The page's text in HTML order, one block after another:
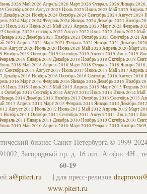
2026 Май 2026 Апрель 2026 Март 2026 Февраль 2026 Январь 2026
Сентябрь 2025 Август 2025 Июль 2025 Июнь 2025 Май 2025 Апрель
Декабрь 2024Ноябрь 2024Октябрь 2024Сентябрь 2024Август 2024
2024Март 2024Февраль 2024Январь 2024Декабрь 2023 Ноябрь
Июль 2023 Июнь 2023 Май 2023 Апрель 2023 Март 2023 Февраль
Октябрь 2022 Сентябрь 2022 Август 2022 Июль 2022 Июнь 2022 Май
Январь 2022 Декабрь 2021 Ноябрь 2021 Октябрь 2021 Сентябрь 2021
2021 Апрель 2021 Март 2021 Февраль 2021 Январь 2021 Декабрь 2020
Август 2020Июль 2020Июнь 2020Май 2020Апрель 2020Март
Ноябрь 2019 Октябрь 2019 Сентябрь 2019 Август 2019 Июль 2019
2019 Январь 2019 Декабрь 2018 Ноябрь 2018 Октябрь 2018
2018 Май 2018 Апрель 2018 Март 2018 Февраль 2018 Январь 2018
Сентябрь 2017 Август 2017 Июль 2017 Июнь 2017 Май 2017 Апрель
Декабрь 2016 Ноябрь 2016 Октябрь 2016 Сентябрь 2016 Август 2016
2016 Март 2016 Февраль 2016 Январь 2016 Декабрь 2015 Ноябрь
Июль 2015 Июнь 2015 Май 2015 Апрель 2015 Март 2015 Февраль
Октябрь 2014Сентябрь 2014Август 2014Июль 2014Июнь 2014Май
Январь 2014Декабрь 2013 Ноябрь 2013 Октябрь 2013 Сентябрь 2013
2013 Апрель 2013 Март 2013 Февраль 2013 Январь 2013 Декабрь 2012
Август 2012 Июль 2012 Июнь 2012 Май 2012 Апрель 2012 Март
Ноябрь 2011 Октябрь 2011 Сентябрь 2011 Август 2011 Июль 2011
2011 Январь 2011 Декабрь 2010Ноябрь 2010Октябрь 2010
2010Май 2010Апрель 2010Март 2010Февраль 2010Ноябрь 2009
бизнес Санкт-Петербурга © 1999-
Загородный пр. д. 16 лит. А офис 4Н ,
60-19
a@pitert.ru | для пресс-релизов
www.pitert.ru